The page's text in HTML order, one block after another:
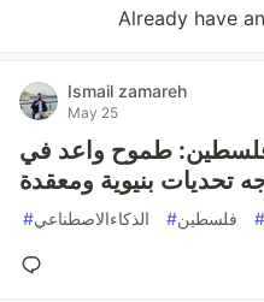
Already have
Ismail zamareh
May 25
فلسطين: طموح واعد في
تحديات بنيوية ومعقدة
#الذكاءالاصطناعي #فلسطين #